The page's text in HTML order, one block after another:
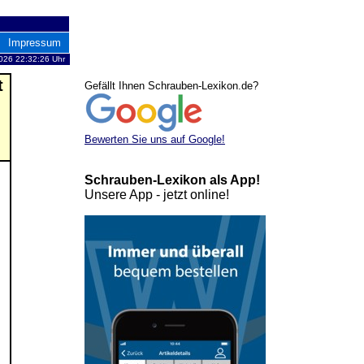
Impressum
22:32:26 Uhr
Gefällt Ihnen Schrauben-Lexikon.de?
Bewerten Sie uns auf Google!
Schrauben-Lexikon als App!
Unsere App - jetzt online!